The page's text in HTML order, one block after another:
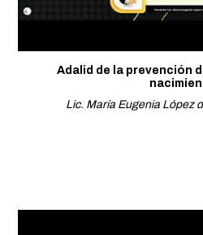
Adalid de la prevención
Lic. María Eugenia López